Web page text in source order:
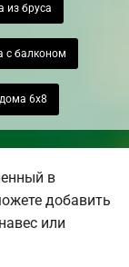
из бруса
с балконом
6х8
в
добавить
или